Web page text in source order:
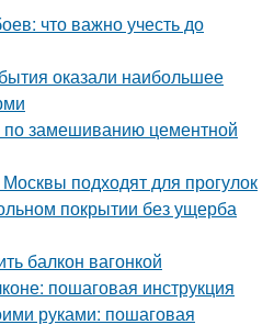
что важно учесть до
оказали наибольшее
по замешиванию цементной
подходят для прогулок
покрытии без ущерба
балкон вагонкой
пошаговая инструкция
руками: пошаговая